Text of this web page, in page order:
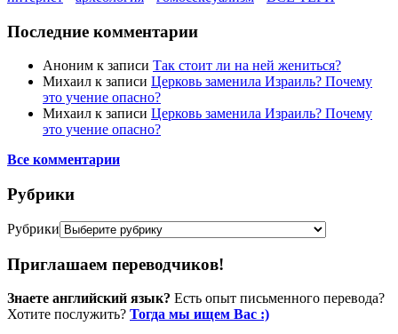
Последние комментарии
Аноним к записи Так стоит ли на ней жениться?
Михаил к записи Церковь заменила Израиль? Почему
это учение опасно?
Михаил к записи Церковь заменила Израиль? Почему
это учение опасно?
Все комментарии
Рубрики
Рубрики
Приглашаем переводчиков!
Знаете английский язык? Есть опыт письменного перевода?
Хотите послужить? Тогда мы ищем Вас :)